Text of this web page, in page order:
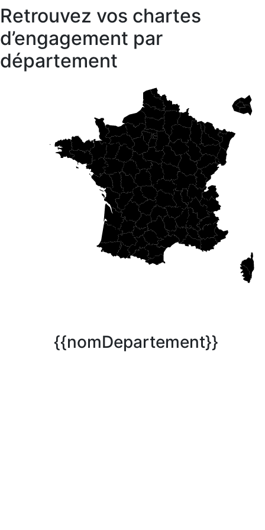
Retrouvez vos chartes
d’engagement par
département
{{nomDepartement}}